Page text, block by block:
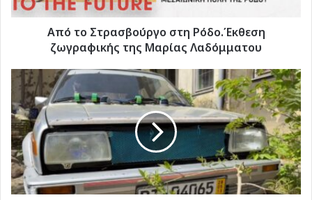
Λαδόμματου
Από το Στρασβούργο στη Ρόδο.Έκθεση
ζωγραφικής της Μαρίας Λαδόμματου
Το
παρατημένο
εργοστάσιο
που
έκρυβε
«διαμάντια»
-Ποιο
το
μυστικό